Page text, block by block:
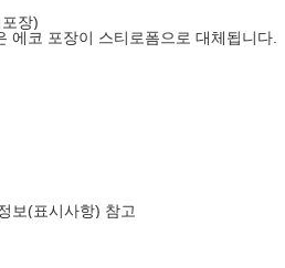
장)
에코 포장이 스티로폼으로 대체됩니다.
보(표시사항) 참고